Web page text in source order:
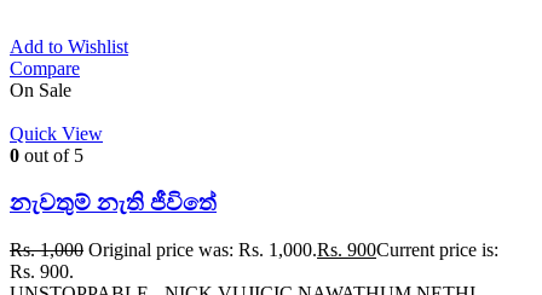
Add to Wishlist
Compare
On Sale
Quick View
0 out of 5
නැවතුම් නැති ජීවිතේ
Rs.1,000 Original price was: Rs. 1,000.Rs. 900Current price is:
Rs. 900.